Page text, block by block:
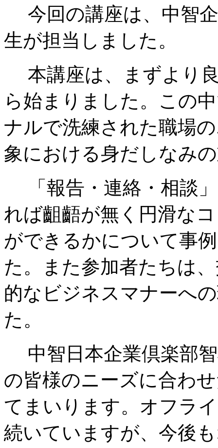
今回の講座は、中智
生が担当しました。
本講座は、まずより
ら始まりました。この
ナルで洗練された職場
象における身だしなみ
「報告・連絡・相談
れば齟齬が無く円滑な
ができるかについて事
た。また参加者たちは
的なビジネスマナーへ
た。
中智日本企業倶楽部
の皆様のニーズに合わ
てまいります。オフラ
続いていますが、今後